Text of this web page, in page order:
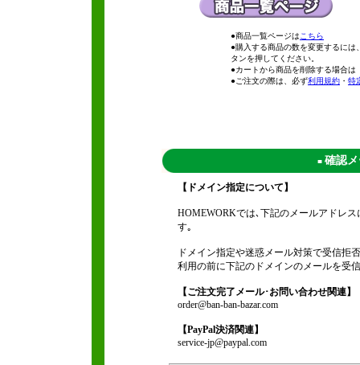
●商品一覧ページは こちら
●購入する商品の数を変更するに
タンを押してください。
●カートから商品を削除する場合
●ご注文の際は、必ず利用規約 ・ 特
■ 確認
【ドメイン指定について】
HOMEWORKでは､下記のメールアドレ
す｡
ドメイン指定や迷惑メール対策で受信拒
利用の前に下記のドメインのメールを受
【ご注文完了メール･お問い合わせ関連】
order@ban-ban-bazar.com
【PayPal決済関連】
service-jp@paypal.com